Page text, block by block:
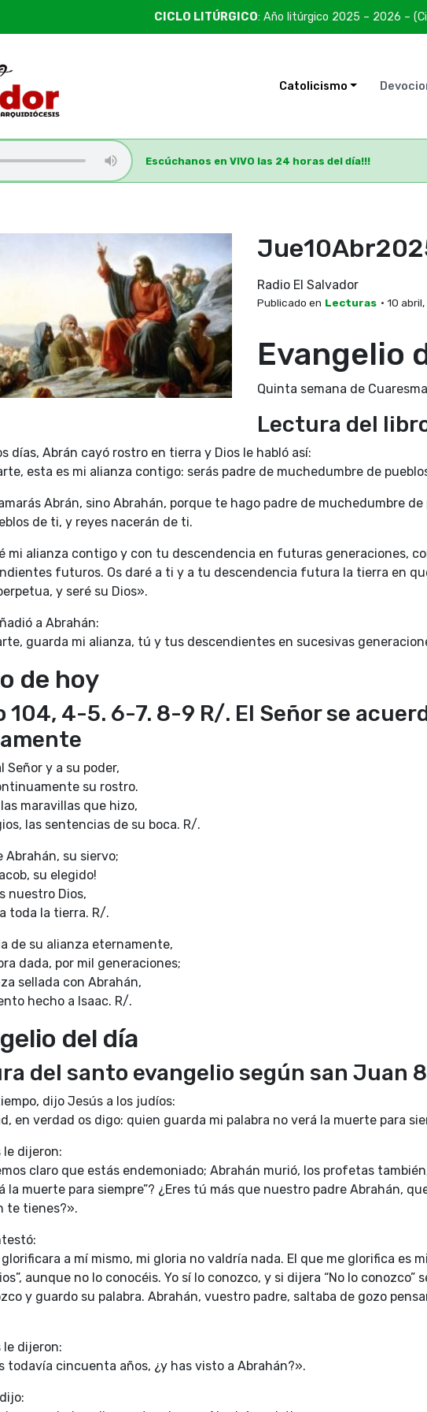
CICLO LITÚRGICO: Año litúrgico 2025 – 2026 –
Catolicismo
Escúchanos en VIVO las 24 horas del día!!!
Radio El Salvador
Publicado en Lecturas • 10
Evangelio
Quinta semana de
Lectura del
días, Abrán cayó rostro en tierra y Dios le habló así:
esta es mi alianza contigo: serás padre de muchedumbre de
Abrán, sino Abrahán, porque te hago padre de muchedumbre
de ti, y reyes nacerán de ti.
mi alianza contigo y con tu descendencia en futuras generaciones,
futuros. Os daré a ti y a tu descendencia futura la tierra en
y seré su Dios».
a Abrahán:
guarda mi alianza, tú y tus descendientes en sucesivas
de hoy
104, 4-5. 6-7. 8-9 R/. El Señor se
Señor y a su poder,
su rostro.
maravillas que hizo,
las sentencias de su boca. R/.
Abrahán, su siervo;
su elegido!
nuestro Dios,
toda la tierra. R/.
de su alianza eternamente,
dada, por mil generaciones;
sellada con Abrahán,
hecho a Isaac. R/.
del día
del santo evangelio según san Juan
dijo Jesús a los judíos:
en verdad os digo: quien guarda mi palabra no verá la muerte para
le dijeron:
claro que estás endemoniado; Abrahán murió, los profetas
la muerte para siempre”? ¿Eres tú más que nuestro padre Abrahán,
te tienes?».
a mí mismo, mi gloria no valdría nada. El que me glorifica es
aunque no lo conocéis. Yo sí lo conozco, y si dijera “No lo
y guardo su palabra. Abrahán, vuestro padre, saltaba de gozo
le dijeron:
todavía cincuenta años, ¿y has visto a Abrahán?».